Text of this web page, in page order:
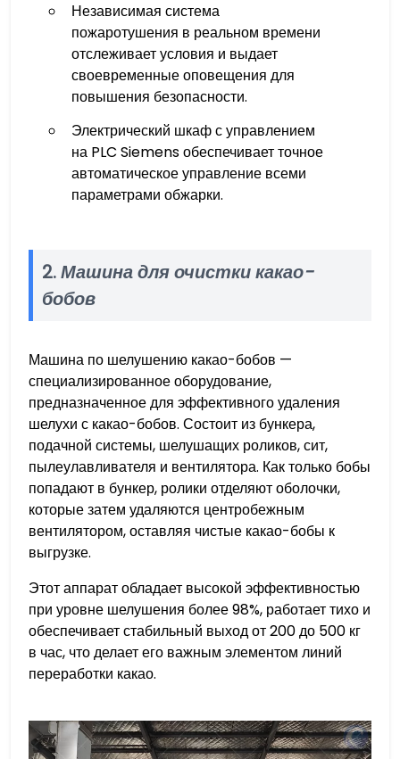
Независимая система
пожаротушения в реальном времени
отслеживает условия и выдает
своевременные оповещения для
повышения безопасности.
Электрический шкаф с управлением
на PLC Siemens обеспечивает точное
автоматическое управление всеми
параметрами обжарки.
2.Машина для очистки какао-
бобов
Машина по шелушению какао-бобов —
специализированное оборудование,
предназначенное для эффективного удаления
шелухи с какао-бобов. Состоит из бункера,
подачной системы, шелушащих роликов, сит,
пылеулавливателя и вентилятора. Как только бобы
попадают в бункер, ролики отделяют оболочки,
которые затем удаляются центробежным
вентилятором, оставляя чистые какао-бобы к
выгрузке.
Этот аппарат обладает высокой эффективностью
при уровне шелушения более 98%, работает тихо и
обеспечивает стабильный выход от 200 до 500 кг
в час, что делает его важным элементом линий
переработки какао.